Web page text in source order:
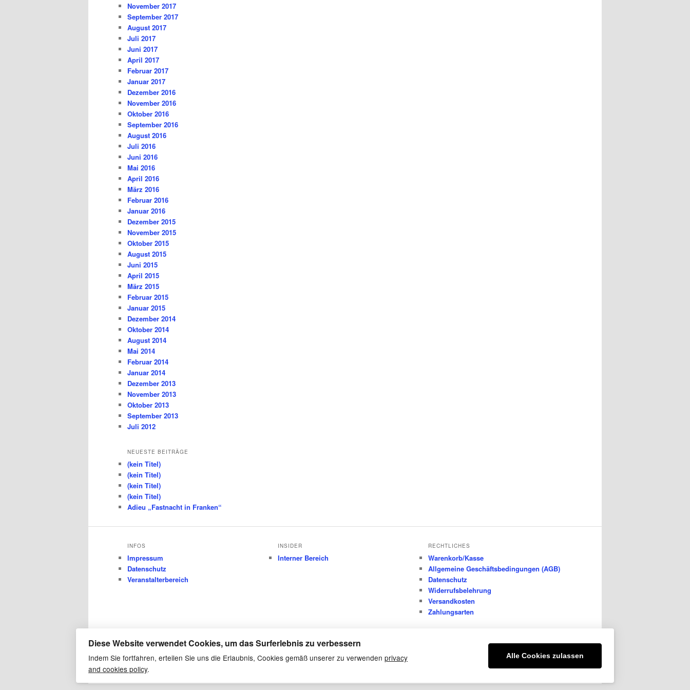
November 2017
September 2017
August 2017
Juli 2017
Juni 2017
April 2017
Februar 2017
Januar 2017
Dezember 2016
November 2016
Oktober 2016
September 2016
August 2016
Juli 2016
Juni 2016
Mai 2016
April 2016
März 2016
Februar 2016
Januar 2016
Dezember 2015
November 2015
Oktober 2015
August 2015
Juni 2015
April 2015
März 2015
Februar 2015
Januar 2015
Dezember 2014
Oktober 2014
August 2014
Mai 2014
Februar 2014
Januar 2014
Dezember 2013
November 2013
Oktober 2013
September 2013
Juli 2012
NEUESTE BEITRÄGE
(kein Titel)
(kein Titel)
(kein Titel)
(kein Titel)
Adieu „Fastnacht in Franken“
INFOS
Impressum
Datenschutz
Veranstalterbereich
INSIDER
Interner Bereich
RECHTLICHES
Warenkorb/Kasse
Allgemeine Geschäftsbedingungen (AGB)
Datenschutz
Widerrufsbelehrung
Versandkosten
Zahlungsarten
Datenschutz Stolz präsentiert von WordPress
Diese Website verwendet Cookies, um das Surferlebnis zu verbessern
Indem Sie fortfahren, erteilen Sie uns die Erlaubnis, Cookies gemäß unserer zu verwenden privacy
and cookies policy.
Alle Cookies zulassen